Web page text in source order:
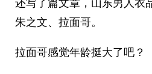
朱之文、拉面哥。
拉面哥感觉年龄挺大了吧？